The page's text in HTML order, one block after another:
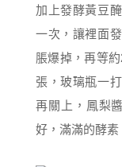
加上發酵黃豆
一次，讓裡面
脹爆掉，再等
張，玻璃瓶一
再關上，鳳梨
好，滿滿的酵素